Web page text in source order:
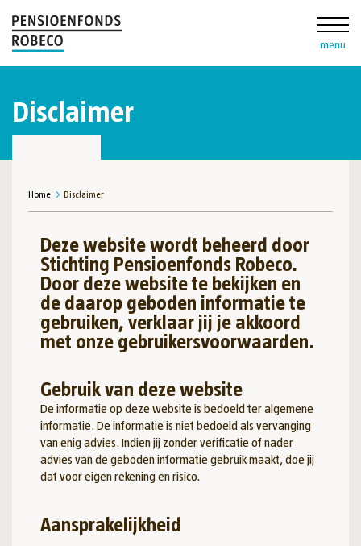
menu
Disclaimer
Home Disclaimer
Deze website wordt beheerd door
Stichting Pensioenfonds Robeco.
Door deze website te bekijken en
de daarop geboden informatie te
gebruiken, verklaar jij je akkoord
met onze gebruikersvoorwaarden.
Gebruik van deze website
De informatie op deze website is bedoeld ter algemene
informatie. De informatie is niet bedoeld als vervanging
van enig advies. Indien jij zonder verificatie of nader
advies van de geboden informatie gebruik maakt, doe jij
dat voor eigen rekening en risico.
Aansprakelijkheid